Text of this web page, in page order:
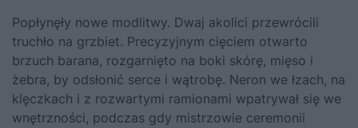
Popłynęły nowe modlitwy. Dwaj akolici przewrócili
truchło na grzbiet. Precyzyjnym cięciem otwarto
brzuch barana, rozgarnięto na boki skórę, mięso i
żebra, by odsłonić serce i wątrobę. Neron we łzach, na
klęczkach i z rozwartymi ramionami wpatrywał się we
wnętrzności, podczas gdy mistrzowie ceremonii